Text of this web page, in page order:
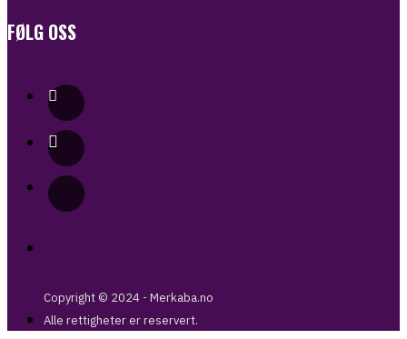
FØLG OSS
Copyright © 2024 - Merkaba.no
Alle rettigheter er reservert.